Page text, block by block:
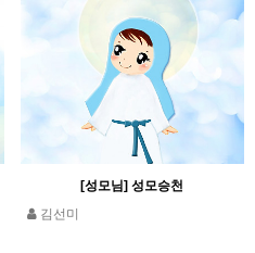
[성모님] 성모승천
김선미